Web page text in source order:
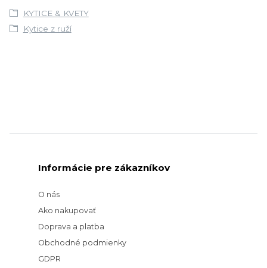
KYTICE & KVETY
Kytice z ruží
Informácie pre zákazníkov
O nás
Ako nakupovať
Doprava a platba
Obchodné podmienky
GDPR